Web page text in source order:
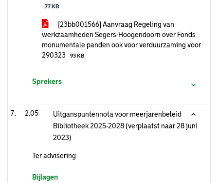
77 KB
[23bb001566] Aanvraag Regeling van
werkzaamheden Segers-Hoogendoorn over Fonds
monumentale panden ook voor verduurzaming voor
290323
93 KB
Sprekers
2.05
Uitganspuntennota voor meerjarenbeleid
Bibliotheek 2025-2028 (verplaatst naar 28 juni
2023)
Ter advisering
Bijlagen